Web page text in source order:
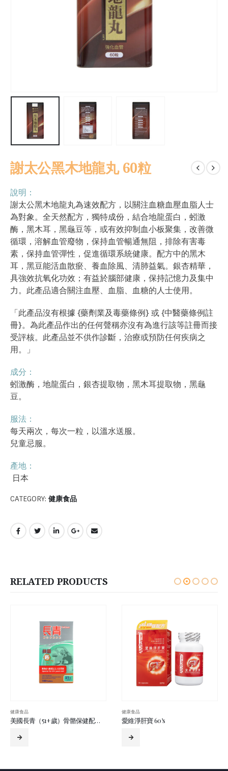
謝太公黑木地龍丸 60粒
說明：
謝太公黑木地龍丸為速效配方，以關注血糖血壓血脂人士
為對象。全天然配方，獨特成份，結合地龍蛋白，蚓激
酶，黑木耳，黑龜豆等，或有效抑制血小板聚集，改善微
循環，溶解血管廢物，保持血管暢通無阻，排除有害毒
素，保持血管彈性，促進循環系統健康。配方中的黑木
耳，黑豆能活血散瘀、養血除風、清肺益氣。銀杏精華，
具強效抗氧化功效；有益於腦部健康，保持記憶力及集中
力。此產品適合關注血壓、血脂、血糖的人士使用。
「此產品沒有根據 {藥劑業及毒藥條例} 或 {中醫藥條例註
冊}。為此產品作出的任何聲稱亦沒有為進行該等註冊而接
受評核。此產品並不供作診斷，治療或預防任何疾病之
用。」
成分：
蚓激酶，地龍蛋白，銀杏提取物，黑木耳提取物，黑龜
豆。
服法：
每天兩次，每次一粒，以溫水送服。
兒童忌服。
產地：
日本
CATEGORY: 健康食品
RELATED PRODUCTS
健康食品
美國長青（51+歲）骨骼保健配方（鈣鎂鋅） 100’s
健康食品
愛維淨肝寶 60’s